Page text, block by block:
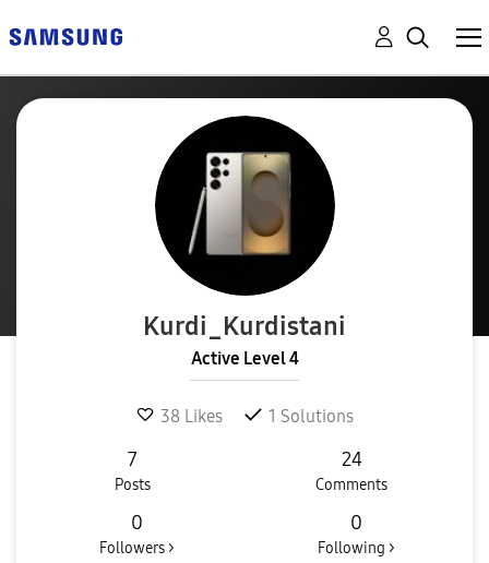
Kurdi_Kurdistani
Active Level 4
38 Likes 1 Solutions
7
Posts
24
Comments
0
Followers >
0
Following >